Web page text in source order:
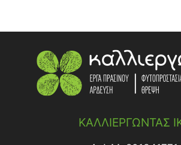
ΚΑΛΛΙΕΡΓΩΝΤΑΣ